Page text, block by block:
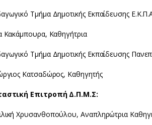
Τμήμα Δημοτικής Εκπαίδευσης
Κακάμπουρα, Καθηγήτρια
Τμήμα Δημοτικής Εκπαίδευσης
Κατσαδώρος, Καθηγητής
Επιτροπή Δ.Π.Μ.Σ:
Χρυσανθοπούλου, Αναπληρώτρια